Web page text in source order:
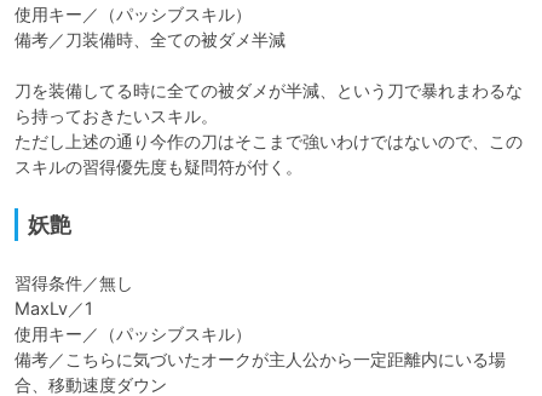
使用キー／（パッシブスキル）
備考／刀装備時、全ての被ダメ半減
刀を装備してる時に全ての被ダメが半減、という刀で暴れまわるな
ら持っておきたいスキル。
ただし上述の通り今作の刀はそこまで強いわけではないので、この
スキルの習得優先度も疑問符が付く。
妖艶
習得条件／無し
MaxLv／1
使用キー／（パッシブスキル）
備考／こちらに気づいたオークが主人公から一定距離内にいる場
合、移動速度ダウン